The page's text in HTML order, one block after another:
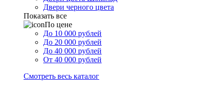
Двери черного цвета
Показать все
По цене
До 10 000 рублей
До 20 000 рублей
До 40 000 рублей
От 40 000 рублей
Смотреть весь каталог